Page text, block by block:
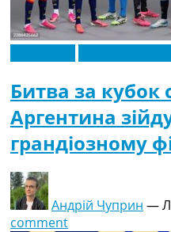
Битва за кубок
Аргентина
грандіозному
Андрій Чуприн —
comment